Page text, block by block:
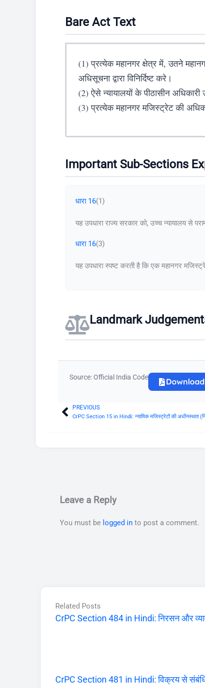
Bare Act Text
(1) प्रत्येक महानगर क्षेत्र में, उतने
अधिसूचना द्वारा विनिर्दिष्ट करे।
(2) ऐसे न्यायालयों के पीठासीन अधिकारी
(3) प्रत्येक महानगर मजिस्ट्रेट की
Important Sub-Sections
धारा 16(1)
यह उपधारा राज्य सरकार को, उच्च न्यायालय से
धारा 16(3)
यह उपधारा स्पष्ट करती है कि एक महानगर
Landmark
Source: Official India Code
PrevPREVIOUS
CrPC Section 15 in Hindi: न्यायिक मजिस्ट्रेटों की अधीनस्थता
Leave a Reply
You must be logged in to post a comment.
Related Posts
CrPC Section 484 in Hindi: निरसन और
CrPC Section 481 in Hindi: विक्रय से